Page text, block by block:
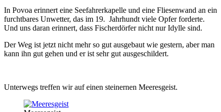
In Povoa erinnert eine Seefahrerkapelle und eine Fliesenwand an ein
furchtbares Unwetter, das im 19. Jahrhundt viele Opfer forderte.
Und uns daran erinnert, dass Fischerdörfer nicht nur Idylle sind.
Der Weg ist jetzt nicht mehr so gut ausgebaut wie gestern, aber man
kann ihn gut gehen und er ist sehr gut ausgeschildert.
Unterwegs treffen wir auf einen steinernen Meeresgeist.